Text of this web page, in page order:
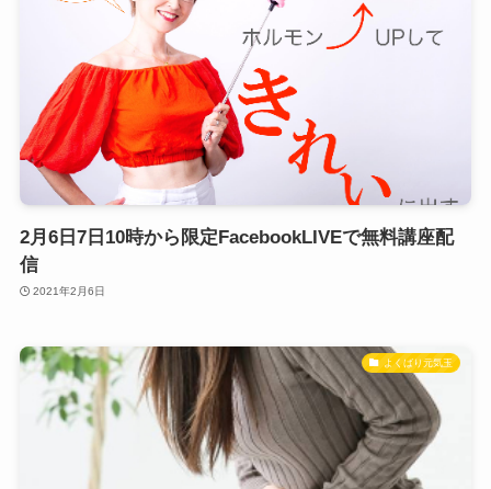
2月6日7日10時から限定FacebookLIVEで無料講座配
信
2021年2月6日
よくばり元気玉